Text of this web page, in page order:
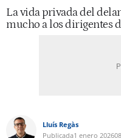
La vida privada del
mucho a los dirigentes
Lluís Regàs
Publicada1 enero 2026